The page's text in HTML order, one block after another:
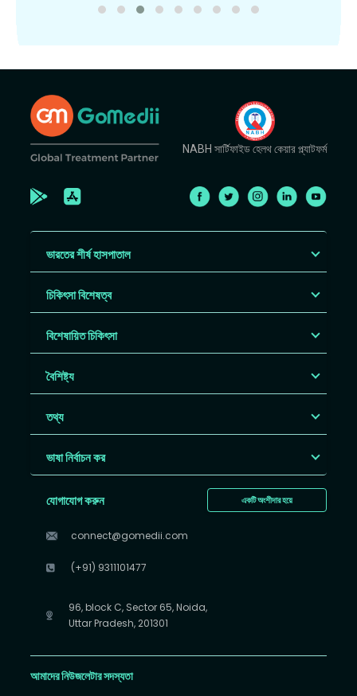
NABH সার্টিফাইড হেলথ কেয়ার প্ল্যাটফর্ম
ভারতের শীর্ষ হাসপাতাল
চিকিৎসা বিশেষত্ব
বিশেষায়িত চিকিৎসা
বৈশিষ্ট্য
তথ্য
ভাষা নির্বাচন কর
একটি অংশীদার হয়ে
যোগাযোগ করুন
connect@gomedii.com
(+91) 9311101477
96, block C, Sector 65, Noida,
Uttar Pradesh, 201301
আমাদের নিউজলেটার সদস্যতা